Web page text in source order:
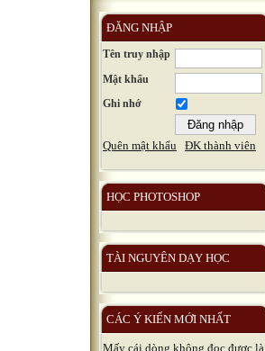
ĐĂNG NHẬP
Tên truy nhập
Mật khẩu
Ghi nhớ
Quên mật khẩu ĐK thành viên
HỌC PHOTOSHOP
TÀI NGUYÊN DẠY HỌC
CÁC Ý KIẾN MỚI NHẤT
Mấy cái dòng không đọc được là